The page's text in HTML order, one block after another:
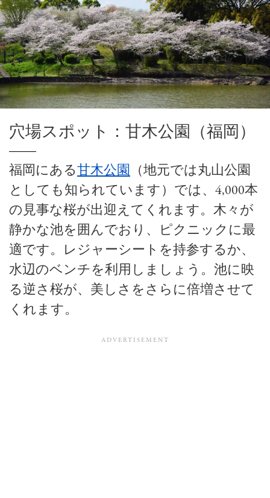
穴場スポット：甘木公園（福岡）
福岡にある甘木公園 （地元では丸山公園
としても知られています）では、4,000本
の見事な桜が出迎えてくれます。木々が
静かな池を囲んでおり、ピクニックに最
適です。レジャーシートを持参するか、
水辺のベンチを利用しましょう。池に映
る逆さ桜が、美しさをさらに倍増させて
くれます。